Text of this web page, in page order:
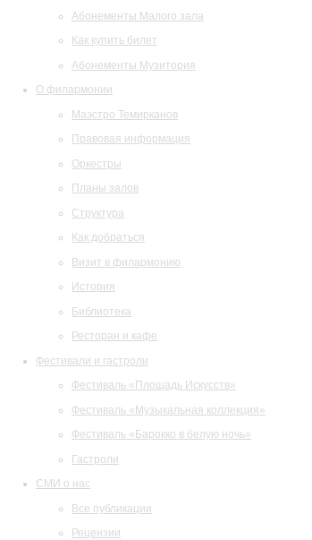
Абонементы Малого зала
Как купить билет
Абонементы Музитория
О филармонии
Маэстро Темирканов
Правовая информация
Оркестры
Планы залов
Структура
Как добраться
Визит в филармонию
История
Библиотека
Ресторан и кафе
Фестивали и гастроли
Фестиваль «Площадь Искусств»
Фестиваль «Музыкальная коллекция»
Фестиваль «Барокко в белую ночь»
Гастроли
СМИ о нас
Все публикации
Рецензии